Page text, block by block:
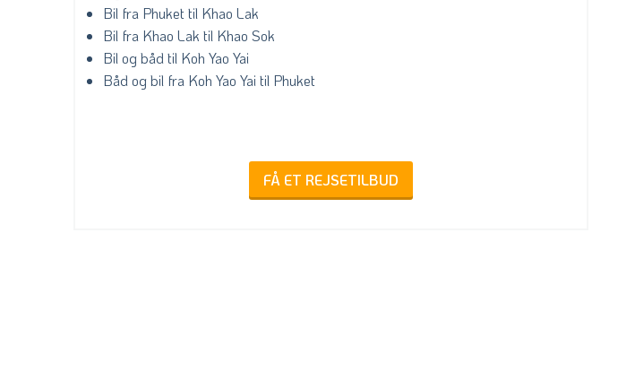
Bil fra Phuket til Khao Lak
Bil fra Khao Lak til Khao Sok
Bil og båd til Koh Yao Yai
Båd og bil fra Koh Yao Yai til Phuket
FÅ ET REJSETILBUD